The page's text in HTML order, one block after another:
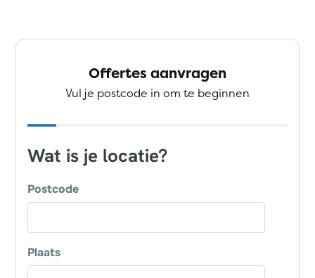
Offertes aanvragen
Vul je postcode in om te beginnen